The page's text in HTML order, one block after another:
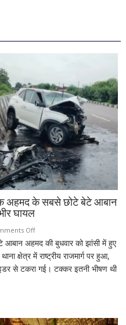
अहमद के सबसे छोटे बेटे आबान
घायल
Offon
झांसी
में
दर्दनाक
अहमद
अहमद की बुधवार को झांसी में हुए
क्षेत्र में राष्ट्रीय राजमार्ग पर हुआ,
से टकरा गई। टक्कर इतनी भीषण थी